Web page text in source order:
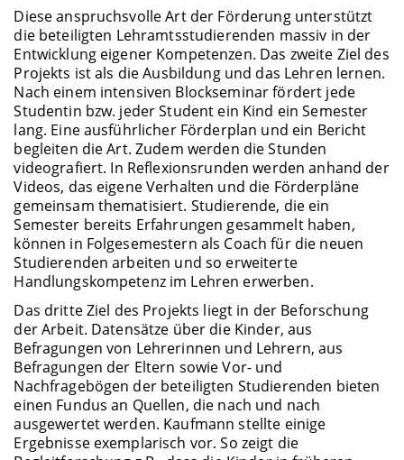
Diese anspruchsvolle Art der Förderung unterstützt
die beteiligten Lehramtsstudierenden massiv in der
Entwicklung eigener Kompetenzen. Das zweite Ziel des
Projekts ist als die Ausbildung und das Lehren lernen.
Nach einem intensiven Blockseminar fördert jede
Studentin bzw. jeder Student ein Kind ein Semester
lang. Eine ausführlicher Förderplan und ein Bericht
begleiten die Art. Zudem werden die Stunden
videografiert. In Reflexionsrunden werden anhand der
Videos, das eigene Verhalten und die Förderpläne
gemeinsam thematisiert. Studierende, die ein
Semester bereits Erfahrungen gesammelt haben,
können in Folgesemestern als Coach für die neuen
Studierenden arbeiten und so erweiterte
Handlungskompetenz im Lehren erwerben.
Das dritte Ziel des Projekts liegt in der Beforschung
der Arbeit. Datensätze über die Kinder, aus
Befragungen von Lehrerinnen und Lehrern, aus
Befragungen der Eltern sowie Vor- und
Nachfragebögen der beteiligten Studierenden bieten
einen Fundus an Quellen, die nach und nach
ausgewertet werden. Kaufmann stellte einige
Ergebnisse exemplarisch vor. So zeigt die